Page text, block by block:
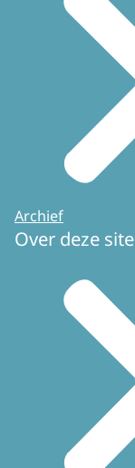
Archief
Over deze site